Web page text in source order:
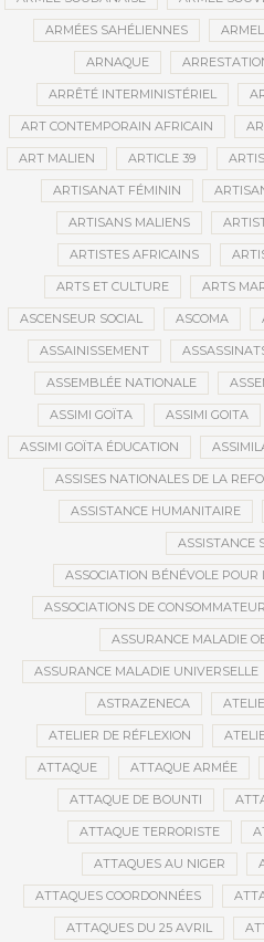
ARMÉES SAHÉLIENNES
ARNAQUE
ARRÊTÉ INTERMINISTÉRIEL
ART CONTEMPORAIN AFRICAIN
ART MALIEN ARTICLE 39
ARTISANAT FÉMININ
ARTISANS MALIENS
ARTISTES AFRICAINS
ARTS ET CULTURE ARTS
ASCENSEUR SOCIAL ASCOMA
ASSAINISSEMENT
ASSEMBLÉE NATIONALE
ASSIMI GOÏTA ASSIMI GOITA
ASSIMI GOÏTA ÉDUCATION
ASSISES NATIONALES DE LA
ASSISTANCE HUMANITAIRE
ASSISTANCE
ASSOCIATION BÉNÉVOLE POUR
ASSOCIATIONS DE
ASSURANCE MALADIE
ASSURANCE MALADIE UNIVERSELLE
ASTRAZENECA
ATELIER DE RÉFLEXION
ATTAQUE ATTAQUE ARMÉE
ATTAQUE DE BOUNTI
ATTAQUE TERRORISTE
ATTAQUES AU NIGER
ATTAQUES COORDONNÉES
ATTAQUES DU 25 AVRIL